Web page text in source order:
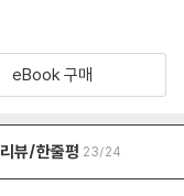
eBook 구매
리뷰/한줄평 23/24